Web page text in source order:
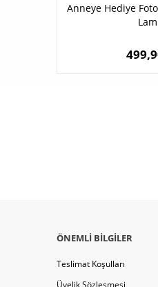
Anneye Hediye
ÖNEMLI BILGILER
Teslimat Koşulları
Üyelik Sözleşmesi